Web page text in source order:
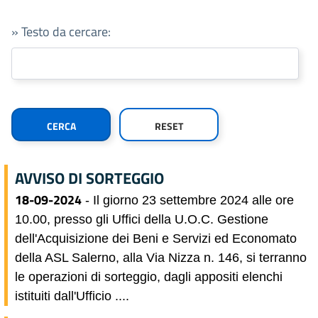
» Testo da cercare:
AVVISO DI SORTEGGIO
18-09-2024 - Il giorno 23 settembre 2024 alle ore
10.00, presso gli Uffici della U.O.C. Gestione
dell'Acquisizione dei Beni e Servizi ed Economato
della ASL Salerno, alla Via Nizza n. 146, si terranno
le operazioni di sorteggio, dagli appositi elenchi
istituiti dall'Ufficio ....